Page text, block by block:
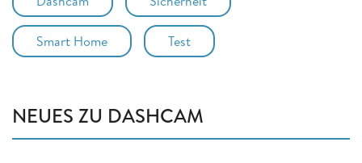
Smart Home Test
NEUES ZU DASHCAM